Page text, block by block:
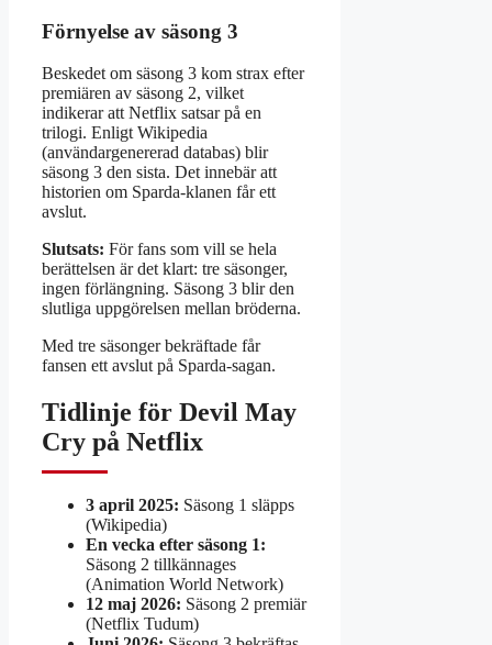
Förnyelse av säsong 3
Beskedet om säsong 3 kom strax efter
premiären av säsong 2, vilket
indikerar att Netflix satsar på en
trilogi. Enligt Wikipedia
(användargenererad databas) blir
säsong 3 den sista. Det innebär att
historien om Sparda-klanen får ett
avslut.
Slutsats: För fans som vill se hela
berättelsen är det klart: tre säsonger,
ingen förlängning. Säsong 3 blir den
slutliga uppgörelsen mellan bröderna.
Med tre säsonger bekräftade får
fansen ett avslut på Sparda-sagan.
Tidlinje för Devil May
Cry på Netflix
3 april 2025: Säsong 1 släpps
(Wikipedia)
En vecka efter säsong 1:
Säsong 2 tillkännages
(Animation World Network)
12 maj 2026: Säsong 2 premiär
(Netflix Tudum)